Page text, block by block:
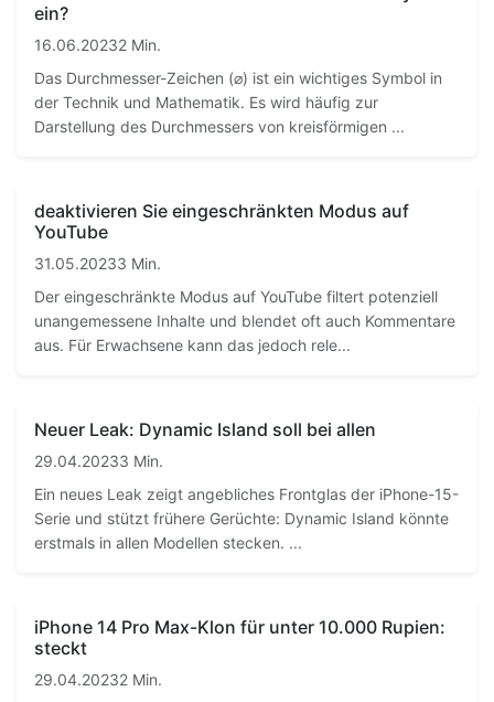
ein?
16.06.20232 Min.
Das Durchmesser-Zeichen (⌀) ist ein wichtiges Symbol in
der Technik und Mathematik. Es wird häufig zur
Darstellung des Durchmessers von kreisförmigen ...
deaktivieren Sie eingeschränkten Modus auf
YouTube
31.05.20233 Min.
Der eingeschränkte Modus auf YouTube filtert potenziell
unangemessene Inhalte und blendet oft auch Kommentare
aus. Für Erwachsene kann das jedoch rele...
Neuer Leak: Dynamic Island soll bei allen
29.04.20233 Min.
Ein neues Leak zeigt angebliches Frontglas der iPhone-15-
Serie und stützt frühere Gerüchte: Dynamic Island könnte
erstmals in allen Modellen stecken. ...
iPhone 14 Pro Max-Klon für unter 10.000 Rupien:
steckt
29.04.20232 Min.